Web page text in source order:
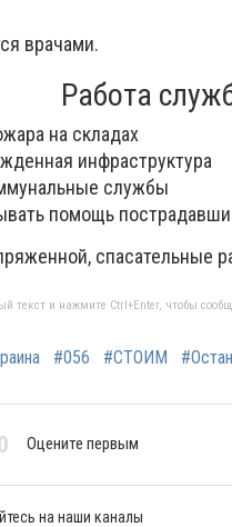
врачами.
Работа
на складах
инфраструктура
службы
помощь
спасательные
текст и нажмите Ctrl+Enter, чтобы
#056 #СТОИМ
Оцените первым
на наши каналы